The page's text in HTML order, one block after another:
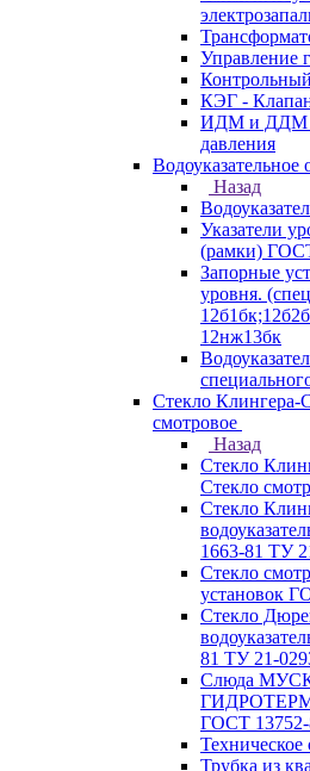
Управление
КЭГ -
ИДМ и ДДМ
давления
Водоуказательное
Назад
Указатели
(рамки)
Запорные
уровня.
12нж13бк
Стекло Клингера-
смотровое
Назад
Стекло
Стекло
Стекло
1663-81 ТУ
Стекло
установок
Стекло
81 ТУ 21-
Слюда
ГОСТ
Техническое
Трубка из